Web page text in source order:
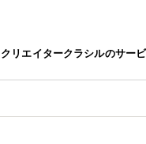
クリエイタークラシルのサー